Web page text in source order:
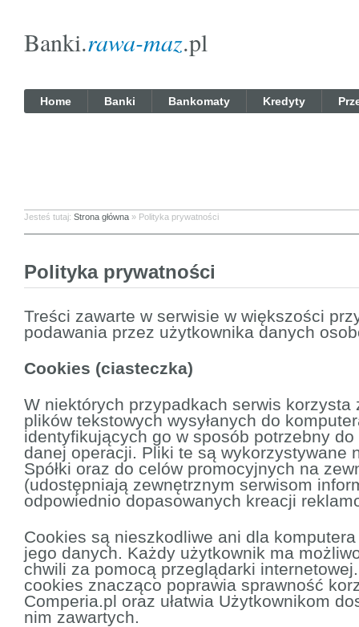
Banki.rawa-maz.pl
Home Banki Bankomaty Kredyty
Jesteś tutaj: Strona główna » Polityka prywatności
Polityka prywatności
Treści zawarte w serwisie w większości
podawania przez użytkownika danych
Cookies (ciasteczka)
W niektórych przypadkach serwis korzysta
plików tekstowych wysyłanych do
identyfikujących go w sposób potrzebny
danej operacji. Pliki te są wykorzystywane
Spółki oraz do celów promocyjnych na
(udostępniają zewnętrznym serwisom
odpowiednio dopasowanych kreacji
Cookies są nieszkodliwe ani dla
jego danych. Każdy użytkownik ma
chwili za pomocą przeglądarki
cookies znacząco poprawia sprawność
Comperia.pl oraz ułatwia Użytkownikom
nim zawartych.